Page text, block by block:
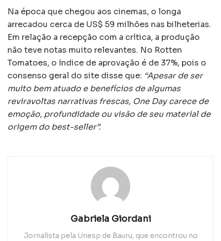
Na época que chegou aos cinemas, o longa
arrecadou cerca de US$ 59 milhões nas bilheterias.
Em relação a recepção com a crítica, a produção
não teve notas muito relevantes. No Rotten
Tomatoes, o índice de aprovação é de 37%, pois o
consenso geral do site disse que: “Apesar de ser
muito bem atuado e benefícios de algumas
reviravoltas narrativas frescas, One Day carece de
emoção, profundidade ou visão de seu material de
origem do best-seller”.
Gabriela Giordani
Jornalista pela Unesp de Bauru, que encontrou no